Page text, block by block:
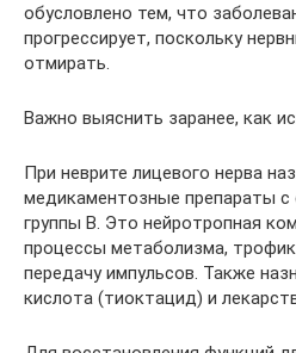
обусловлено тем, что
прогрессирует, поскольку
отмирать.
Важно выяснить заранее, как
При неврите лицевого нерва
медикаментозные препараты
группы В. Это нейротропная
процессы метаболизма,
передачу импульсов. Также
кислота (тиоктацид) и